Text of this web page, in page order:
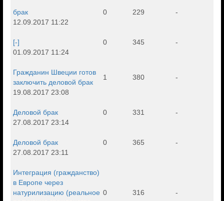
брак
12.09.2017 11:22
0 229 -
[-]
01.09.2017 11:24
0 345 -
Гражданин Швеции готов
заключить деловой брак
19.08.2017 23:08
1 380 -
Деловой брак
27.08.2017 23:14
0 331 -
Деловой брак
27.08.2017 23:11
0 365 -
Интеграция (гражданство)
в Европе через
натурилизацию (реальное 0 316 -